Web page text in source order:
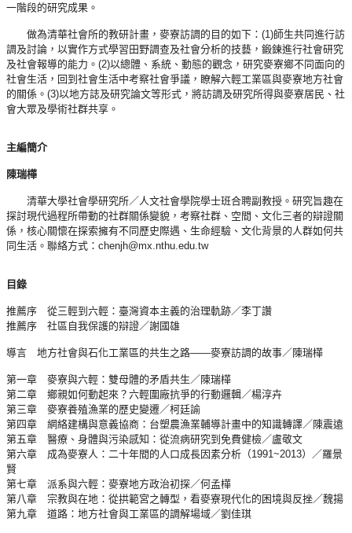
一階段的研究成果。
做為清華社會所的教研計畫，麥寮訪調的目的如下：(1)師生共同進行訪
調及討論，以實作方式學習田野調查及社會分析的技藝，鍛鍊進行社會研究
及社會報導的能力。(2)以總體、系統、動態的觀念，研究麥寮鄉不同面向的
社會生活，回到社會生活中考察社會爭議，瞭解六輕工業區與麥寮地方社會
的關係。(3)以地方誌及研究論文等形式，將訪調及研究所得與麥寮居民、社
會大眾及學術社群共享。
主編簡介
陳瑞樺
清華大學社會學研究所／人文社會學院學士班合聘副教授。研究旨趣在
探討現代過程所帶動的社群關係變貌，考察社群、空間、文化三者的辯證關
係，核心關懷在探索擁有不同歷史際遇、生命經驗、文化背景的人群如何共
同生活。聯絡方式：chenjh@mx.nthu.edu.tw
目錄
推薦序 從三輕到六輕：臺灣資本主義的治理軌跡／李丁讚
推薦序 社區自我保護的辯證／謝國雄
導言 地方社會與石化工業區的共生之路——麥寮訪調的故事／陳瑞樺
第一章 麥寮與六輕：雙母體的矛盾共生／陳瑞樺
第二章 鄉親如何動起來？六輕圍廠抗爭的行動邏輯／楊淳卉
第三章 麥寮養殖漁業的歷史變遷／柯廷諭
第四章 網絡建構與意義協商：台塑農漁業輔導計畫中的知識轉譯／陳震遠
第五章 醫療、身體與污染感知：從流病研究到免費健檢／盧敬文
第六章 成為麥寮人：二十年間的人口成長因素分析（1991~2013）／羅景
賢
第七章 派系與六輕：麥寮地方政治初探／何孟樺
第八章 宗教與在地：從拱範宮之轉型，看麥寮現代化的困境與反挫／魏揚
第九章 道路：地方社會與工業區的調解場域／劉佳琪